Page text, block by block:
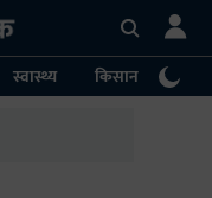
स्वास्थ्य किसान